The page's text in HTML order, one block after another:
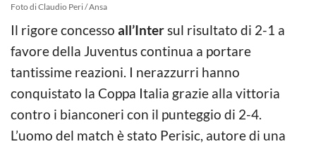
Foto di Claudio Peri / Ansa
Il rigore concesso all’Intersul risultato di 2-1 a
favore della Juventus continua a portare
tantissime reazioni. I nerazzurri hanno
conquistato la Coppa Italia grazie alla vittoria
contro i bianconeri con il punteggio di 2-4.
L’uomo del match è stato Perisic, autore di una